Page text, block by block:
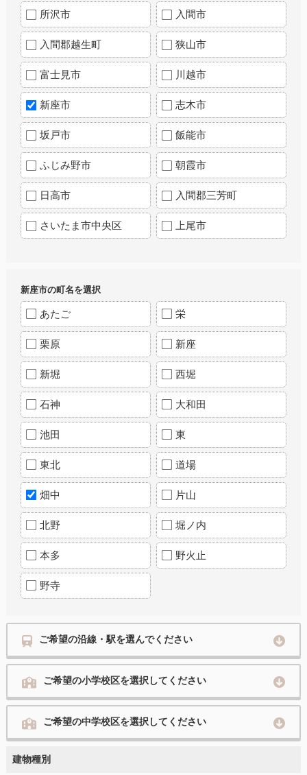
所沢市 入間市
入間郡越生町 狭山市
富士見市 川越市
新座市 志木市
坂戸市 飯能市
ふじみ野市 朝霞市
日高市 入間郡三芳町
さいたま市中央区 上尾市
新座市の町名を選択
あたご 栄
栗原 新座
新堀 西堀
石神 大和田
池田 東
東北 道場
畑中 片山
北野 堀ノ内
本多 野火止
野寺
ご希望の沿線・駅を選んでください
ご希望の小学校区を選択してください
ご希望の中学校区を選択してください
建物種別